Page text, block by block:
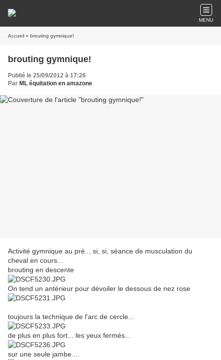
MENU
Accueil » brouting gymnique!
brouting gymnique!
Publié le 25/09/2012 à 17:26
Par ML équitation en amazone
Activité gymnique au pré... si, si, séance de musculation du
cheval en cours...
brouting en descente
On tend un antérieur pour dévoiler le dessous de nez rose
toujours la technique de l'arc de cercle...
de plus en plus fort... les yeux fermés...
sur une seule jambe....